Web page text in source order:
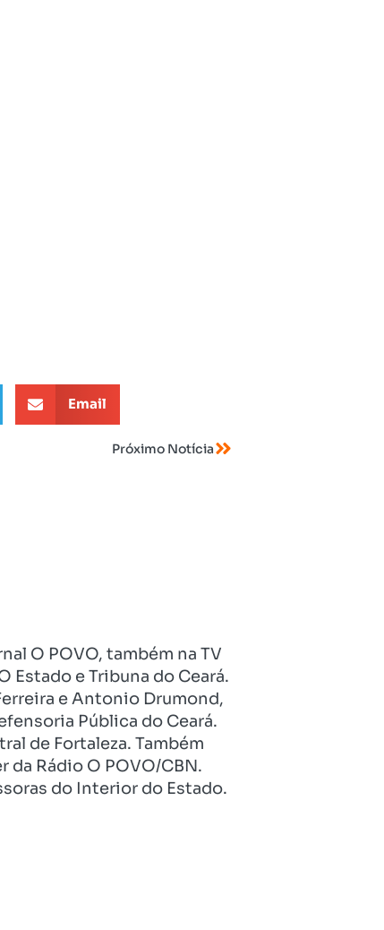
Email
Próximo Notícia
O POVO, também na TV
Estado e Tribuna do Ceará.
e Antonio Drumond,
Pública do Ceará.
de Fortaleza. Também
da Rádio O POVO/CBN.
do Interior do Estado.